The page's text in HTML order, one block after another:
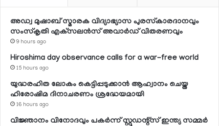
അഡ്വ മുഷാബ് സ്മാരക വിദ്യാഭ്യാസ പുരസ്‌കാരദാനവും
സംസ്‌കൃതി എക്‌സലന്‍സ് അവാര്‍ഡ് വിതരണവും
9 hours ago
Hiroshima day observance calls for a war-free world
15 hours ago
യുദ്ധരഹിത ലോകം കെട്ടിപ്പടുക്കാന്‍ ആഹ്വാനം ചെയ്ത
ഹിരോഷിമ ദിനാചരണം ശ്രദ്ധേയമായി
16 hours ago
വിജ്ഞാനം വിനോദവും പകര്‍ന്ന് സ്റ്റുഡന്റ്‌സ് ഇന്ത്യ സമ്മര്‍